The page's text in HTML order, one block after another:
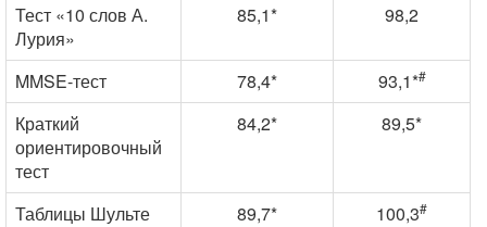
Тест «10 слов А.
Лурия»
85,1* 98,2
MMSE-тест 78,4* 93,1*#
Краткий
ориентировочный
тест
84,2* 89,5*
Таблицы Шульте 89,7* 100,3#